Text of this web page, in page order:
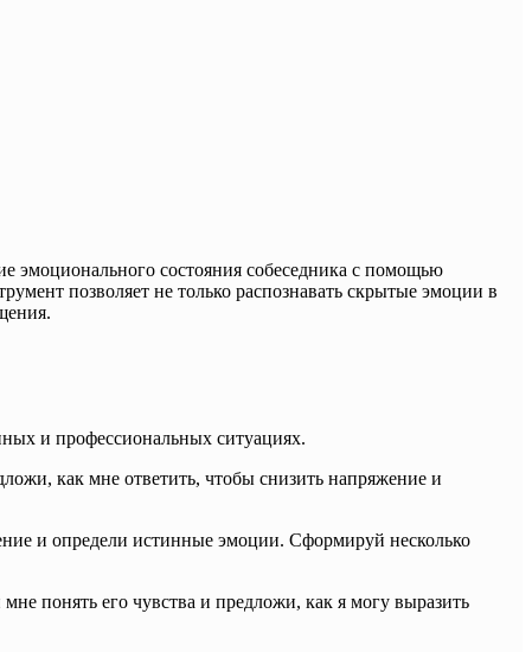
эмоционального состояния собеседника с помощью
позволяет не только распознавать скрытые эмоции в
и профессиональных ситуациях.
как мне ответить, чтобы снизить напряжение и
и определи истинные эмоции. Сформируй несколько
понять его чувства и предложи, как я могу выразить